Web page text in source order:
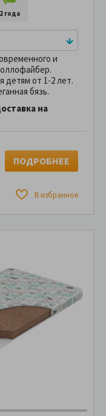
2 года
и
детям от 1-2 лет.
бязь.
на
В избранное
ПОДРОБНЕЕ